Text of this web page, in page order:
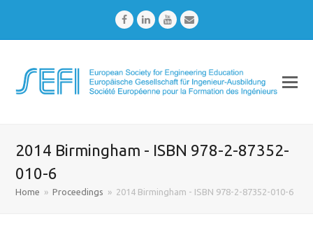
FacebookLinkedInYoutubeEmail
2014 Birmingham - ISBN 978-2-87352-
010-6
Home » Proceedings » 2014 Birmingham - ISBN 978-2-87352-010-6